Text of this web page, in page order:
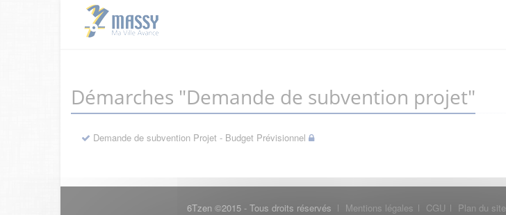
Démarches "Demande de subvention projet"
Demande de subvention Projet - Budget Prévisionnel
6Tzen ©2015 - Tous droits réservés Mentions légales CGU Plan du site